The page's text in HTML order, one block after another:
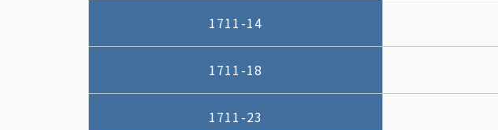
1711-14
1711-18
1711-23